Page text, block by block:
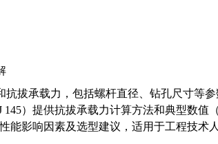
抗拔承载力，包括螺杆直径、钻孔尺寸等
145）提供抗拔承载力计算方法和典型数值
能影响因素及选型建议，适用于工程技术人